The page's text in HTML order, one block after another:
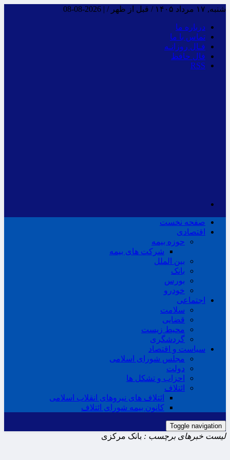
شنبه, ۱۷ مرداد ۱۴۰۵ / قبل از ظهر / |
2026-08-08
درباره ما
تماس با ما
فـال روزانـه
فال حافظ
RSS
صفحه نخست
اقتصادی
حوزه بیمه
شرکت های بیمه
بین الملل
بانک
بورس
خودرو
اجتماعی
سلامت
قضایی
محیط زیست
گردشگری
سیاست و اقتصاد
مجلس شورای اسلامی
دولت
احزاب و تشکل ها
ائتلاف
ائتلاف های نیروهای انقلاب اسلامی
کانون بیمه شورای ائتلاف
Toggle navigation
لیست خبرهای برچسب : بانک مرکزی